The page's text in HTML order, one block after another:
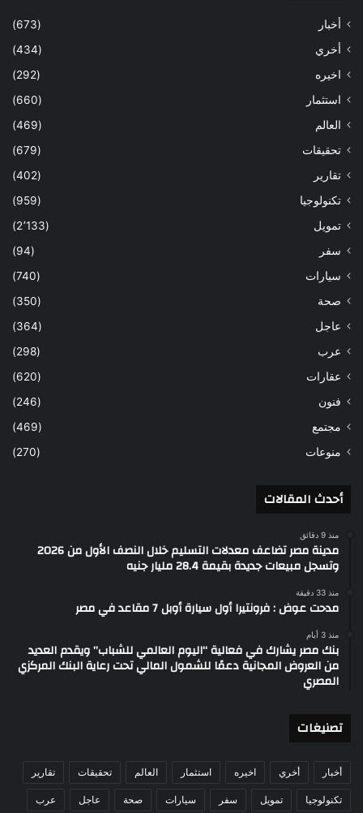
أخبار
(673)
أخري
(434)
اخيره
(292)
استثمار
(660)
العالم
(469)
تحقيقات
(679)
تقارير
(402)
تكنولوجيا
(959)
تمويل
(2٬133)
سفر
(94)
سيارات
(740)
صحة
(350)
عاجل
(364)
عرب
(298)
عقارات
(620)
فنون
(246)
مجتمع
(469)
منوعات
(270)
أحدث المقالات
منذ 9 دقائق
مدينة مصر تضاعف معدلات التسليم خلال النصف الأول من 2026
وتسجل مبيعات جديدة بقيمة 28.4 مليار جنيه
منذ 33 دقيقة
مدحت عوض : فرونتيرا أول سيارة أوبل 7 مقاعد في مصر
منذ 3 أيام
بنك مصر يشارك في فعالية “اليوم العالمي للشباب” ويقدم العديد
من العروض المجانية دعمًا للشمول المالي تحت رعاية البنك المركزي
المصري
تصنيغات
أخبار أخري اخيره استثمار العالم تحقيقات تقارير
تكنولوجيا تمويل سفر سيارات صحة عاجل عرب